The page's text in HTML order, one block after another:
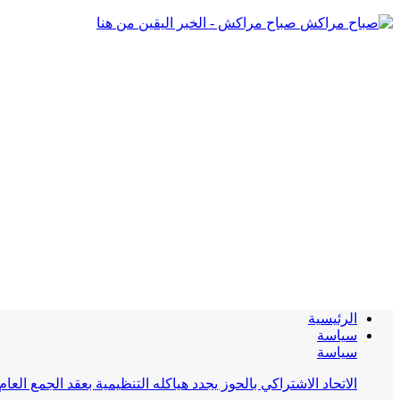
صباح مراكش - الخبر اليقين من هنا
الرئيسية
سياسة
سياسة
الاتحاد الاشتراكي بالحوز يجدد هياكله التنظيمية بعقد الجمع